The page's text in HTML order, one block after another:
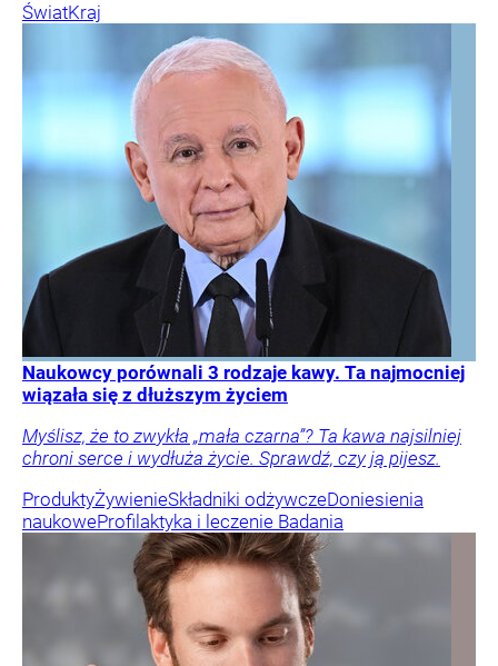
ŚwiatKraj
Naukowcy porównali 3 rodzaje kawy. Ta najmocniej
wiązała się z dłuższym życiem
Myślisz, że to zwykła „mała czarna”? Ta kawa najsilniej
chroni serce i wydłuża życie. Sprawdź, czy ją pijesz.
ProduktyŻywienieSkładniki odżywczeDoniesienia
naukoweProfilaktyka i leczenie Badania